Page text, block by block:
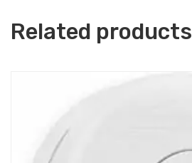
Related products